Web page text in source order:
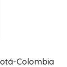
Colombia